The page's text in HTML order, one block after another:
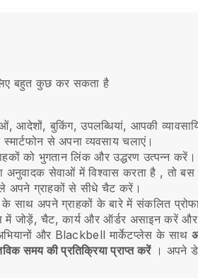
बहुत कुछ कर सकता है
बुकिंग, उपलब्धियां, आपकी
से अपना व्यवसाय चलाएं।
को भुगतान लिंक और उद्धरण उत्पन्न करें।
अनुवादक सेवाओं में विश्वास करता है , तो बस
अपने ग्राहकों से सीधे चैट करें।
साथ अपने ग्राहकों के बारे में संकलित
जोड़ें, चैट, कार्य और ऑर्डर असाइन करें और
और Blackbell मार्केटप्लेस के साथ
समय की प्रतिक्रिया प्राप्त करें। अपने